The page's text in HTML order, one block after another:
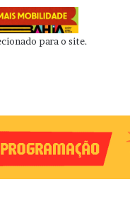
para o site.